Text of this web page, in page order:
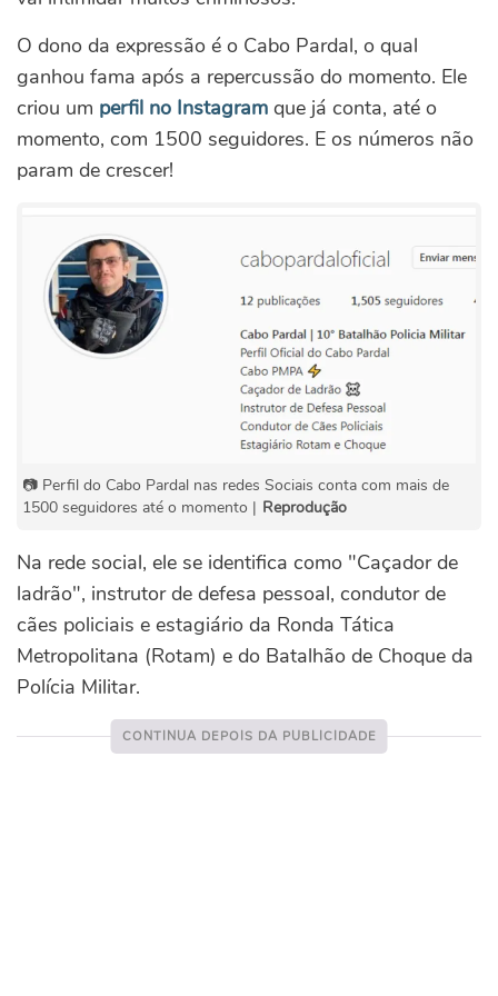
O dono da expressão é o Cabo Pardal, o qual
ganhou fama após a repercussão do momento. Ele
criou um perfil no Instagram que já conta, até o
momento, com 1500 seguidores. E os números não
param de crescer!
📷 Perfil do Cabo Pardal nas redes Sociais conta com mais de
1500 seguidores até o momento | Reprodução
Na rede social, ele se identifica como "Caçador de
ladrão", instrutor de defesa pessoal, condutor de
cães policiais e estagiário da Ronda Tática
Metropolitana (Rotam) e do Batalhão de Choque da
Polícia Militar.